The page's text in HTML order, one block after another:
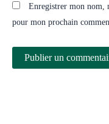
Enregistrer mon nom,
pour mon prochain